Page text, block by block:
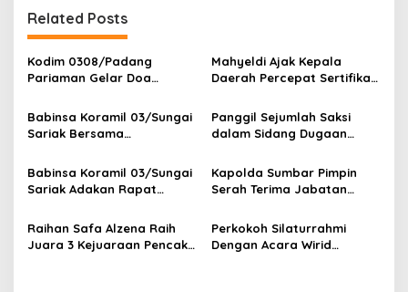
g
a
s
p
o
s
Related Posts
Kodim 0308/Padang
Pariaman Gelar Doa
Kodam XX/Tuanku Imam
Bonjol
Mahyeldi Ajak Kepala
Daerah Percepat Sertifikasi
Pusat Ekosistem Halal
Nasional
Babinsa Koramil 03/Sungai
Sariak Bersama
VII Koto Melaksanakan
Seleksi Calon Anggota
Patamuan
Panggil Sejumlah Saksi
dalam Sidang Dugaan
Terdakwa Haji DS
Babinsa Koramil 03/Sungai
Sariak Adakan Rapat
RI Ke-81 Kantor Camat VII
Koto Patamuan
Kapolda Sumbar Pimpin
Serah Terima Jabatan
Kapolres Jajaran
Raihan Safa Alzena Raih
Juara 3 Kejuaraan Pencak
Perkokoh Silaturrahmi
Dengan Acara Wirid